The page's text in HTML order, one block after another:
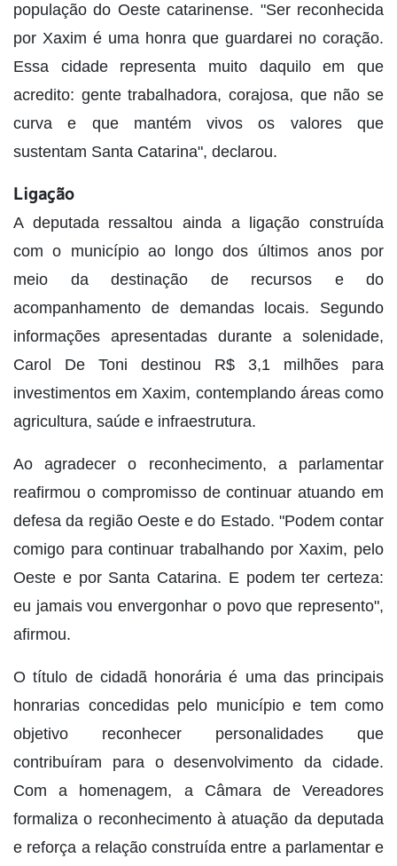
população do Oeste catarinense. "Ser reconhecida
por Xaxim é uma honra que guardarei no coração.
Essa cidade representa muito daquilo em que
acredito: gente trabalhadora, corajosa, que não se
curva e que mantém vivos os valores que
sustentam Santa Catarina", declarou.
Ligação
A deputada ressaltou ainda a ligação construída
com o município ao longo dos últimos anos por
meio da destinação de recursos e do
acompanhamento de demandas locais. Segundo
informações apresentadas durante a solenidade,
Carol De Toni destinou R$ 3,1 milhões para
investimentos em Xaxim, contemplando áreas como
agricultura, saúde e infraestrutura.
Ao agradecer o reconhecimento, a parlamentar
reafirmou o compromisso de continuar atuando em
defesa da região Oeste e do Estado. "Podem contar
comigo para continuar trabalhando por Xaxim, pelo
Oeste e por Santa Catarina. E podem ter certeza:
eu jamais vou envergonhar o povo que represento",
afirmou.
O título de cidadã honorária é uma das principais
honrarias concedidas pelo município e tem como
objetivo reconhecer personalidades que
contribuíram para o desenvolvimento da cidade.
Com a homenagem, a Câmara de Vereadores
formaliza o reconhecimento à atuação da deputada
e reforça a relação construída entre a parlamentar e